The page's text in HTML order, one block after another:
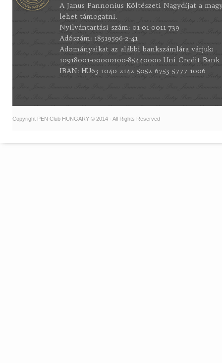
A Janus Pannonius Költészeti Nagydíjat a
lehet támogatni.
Nyilvántartási szám: 01-01-0011-739
Adószám: 18519596-2-41
Adományaikat az alábbi bankszámlára várjuk:
10918001-00000100-85440000 Uni Credit Bank
IBAN: HU63 1040 2142 5052 6753 5777 1006
Copyright PEN Club HUNGARY © 2014 · All Rights Reserved